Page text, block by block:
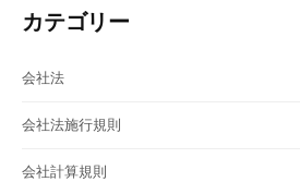
ン
カテゴリー
会社法
会社法施行規則
会社計算規則